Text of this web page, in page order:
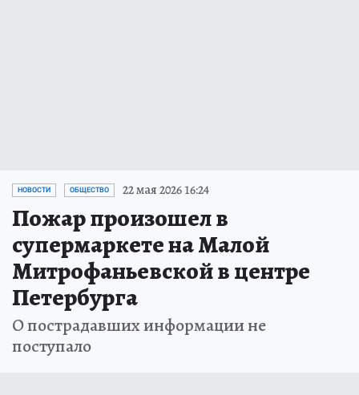
НОВОСТИ ОБЩЕСТВО 22 мая 2026 16:24
Пожар произошел в
супермаркете на Малой
Митрофаньевской в центре
Петербурга
О пострадавших информации не
поступало